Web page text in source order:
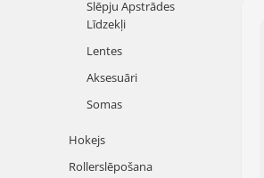
Slēpju Apstrādes
Līdzekļi
Lentes
Aksesuāri
Somas
Hokejs
Rollerslēpošana